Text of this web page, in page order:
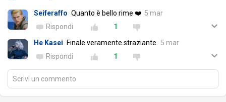
Seiferaffo Quanto è bello rime ❤️ 5 mar
Rispondi
1
He Kasei
Finale veramente straziante. 5 mar
Rispondi
1
Scrivi un commento